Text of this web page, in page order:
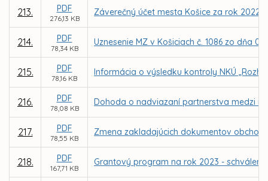
213. PDF
276,13 KB
Záverečný účet mesta Košice za rok 2022
214. PDF
78,34 KB
Uznesenie MZ v Košiciach č. 1086 zo dňa
215. PDF
78,16 KB
Informácia o výsledku kontroly NKÚ
216. PDF
78,08 KB
Dohoda o nadviazaní partnerstva medzi
217. PDF
78,55 KB
Zmena zakladajúcich dokumentov
218. PDF
167,71 KB
Grantový program na rok 2023 -